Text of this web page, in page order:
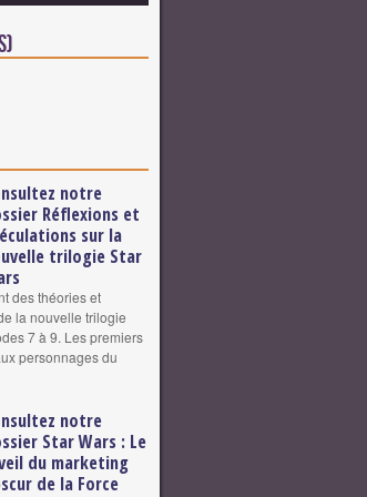
notre
Réflexions et
sur la
trilogie Star
des théories et
la nouvelle trilogie
7 à 9. Les premiers
personnages du
notre
Star Wars : Le
du marketing
de la Force